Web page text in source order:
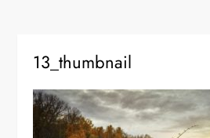
13_thumbnail